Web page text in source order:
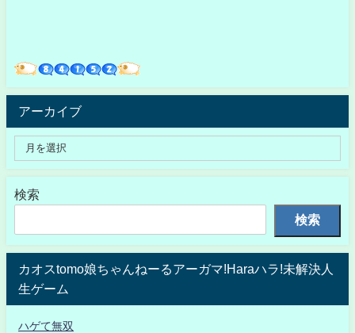
アーカイブ
検索
検索
カオスtomo娘ちゃんねーるアーガマ!Haraハラ!未解決人
生ゲーム
ハゲて無双